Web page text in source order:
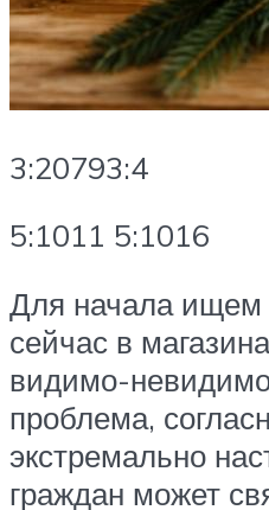
3:20793:4
5:1011 5:1016
Для начала ищем
сейчас в
видимо-
проблема,
экстремально
граждан может